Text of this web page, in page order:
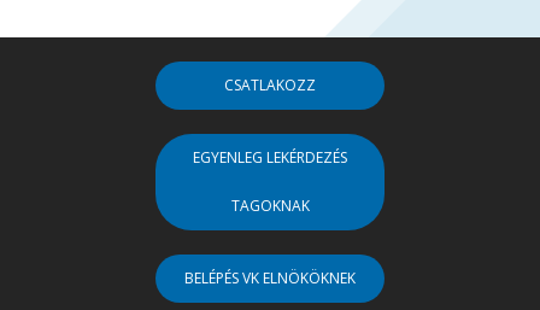
CSATLAKOZZ
EGYENLEG LEKÉRDEZÉS
TAGOKNAK
BELÉPÉS VK ELNÖKÖKNEK